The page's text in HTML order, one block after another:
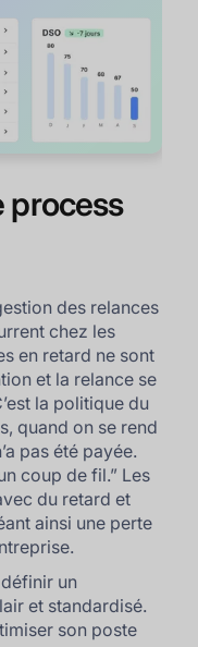
process
des relances
chez les
en retard ne sont
et la relance se
la politique du
quand on se rend
pas été payée.
coup de fil.” Les
du retard et
ainsi une perte
un
et standardisé.
son poste